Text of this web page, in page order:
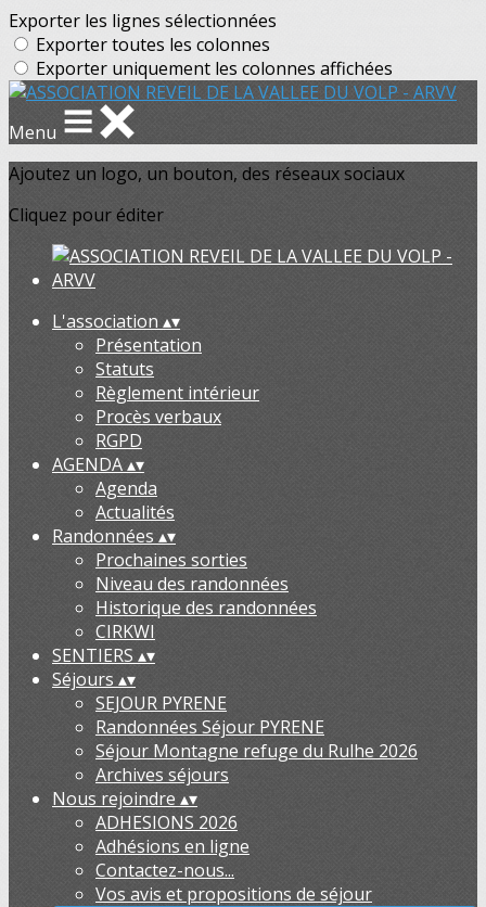
Exporter les lignes sélectionnées
Exporter toutes les colonnes
Exporter uniquement les colonnes affichées
Menu
Ajoutez un logo, un bouton, des réseaux sociaux
Cliquez pour éditer
L'association ▴▾
Présentation
Statuts
Règlement intérieur
Procès verbaux
RGPD
AGENDA▴▾
Agenda
Actualités
Randonnées ▴▾
Prochaines sorties
Niveau des randonnées
Historique des randonnées
CIRKWI
SENTIERS ▴▾
Séjours ▴▾
SEJOUR PYRENE
Randonnées Séjour PYRENE
Séjour Montagne refuge du Rulhe 2026
Archives séjours
Nous rejoindre ▴▾
ADHESIONS 2026
Adhésions en ligne
Contactez-nous...
Vos avis et propositions de séjour